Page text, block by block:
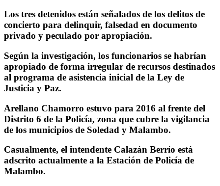
Los tres detenidos están señalados de los delitos de
concierto para delinquir, falsedad en documento
privado y peculado por apropiación.
Según la investigación, los funcionarios se habrían
apropiado de forma irregular de recursos destinados
al programa de asistencia inicial de la Ley de
Justicia y Paz.
Arellano Chamorro estuvo para 2016 al frente del
Distrito 6 de la Policía, zona que cubre la vigilancia
de los municipios de Soledad y Malambo.
Casualmente, el intendente Calazán Berrío está
adscrito actualmente a la Estación de Policía de
Malambo.